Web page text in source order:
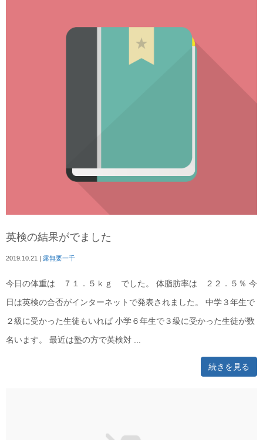
英検の結果がでました
2019.10.21 | 露無要一千
今日の体重は ７１．５ｋｇ でした。 体脂肪率は ２２．５％ 今
日は英検の合否がインターネットで発表されました。 中学３年生で
２級に受かった生徒もいれば 小学６年生で３級に受かった生徒が数
名います。 最近は塾の方で英検対 ...
続きを見る